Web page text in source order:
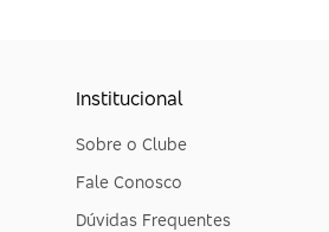
Institucional
Sobre o Clube
Fale Conosco
Dúvidas Frequentes